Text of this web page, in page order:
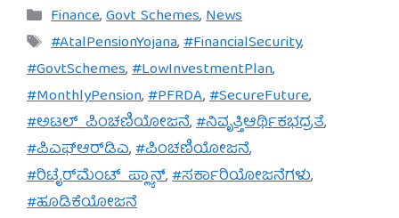
Categories
Finance,Govt Schemes,News
Tags
#AtalPensionYojana,#FinancialSecurity,
#GovtSchemes,#LowInvestmentPlan,
#MonthlyPension,#PFRDA,#SecureFuture,
#ಅಟಲ್_ಪಿಂಚಣಿಯೋಜನೆ,#ನಿವೃತ್ತಿಆರ್ಥಿಕಭದ್ರತೆ,
#ಪಿಎಫ್‌ಆರ್‌ಡಿಎ,#ಪಿಂಚಣಿಯೋಜನೆ,
#ರಿಟೈರ್‌ಮೆಂಟ್_ಪ್ಲ್ಯಾನ್,#ಸರ್ಕಾರಿಯೋಜನೆಗಳು,
#ಹೂಡಿಕೆಯೋಜನೆ